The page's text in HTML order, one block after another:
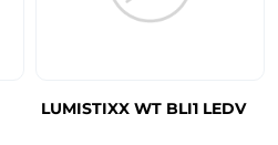
LUMISTIXX WT BLI1 LEDV